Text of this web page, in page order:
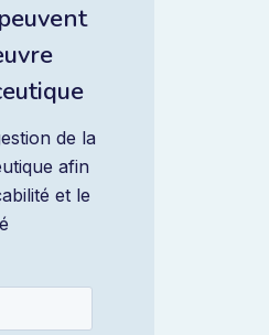
de la
afin
et le